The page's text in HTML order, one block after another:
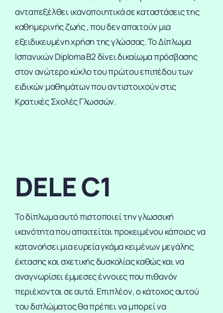
ανταπεξέλθει ικανοποιητικά σε καταστάσεις της
καθημερινής ζωής , που δεν απαιτούν μια
εξειδικευμένη χρήση της γλώσσας. Το Δίπλωμα
Ισπανικών Diploma B2 δίνει δικαίωμα πρόσβασης
στον ανώτερο κύκλο του πρώτου επιπέδου των
ειδικών μαθημάτων που αντιστοιχούν στις
Κρατικές Σχολές Γλωσσών.
DELE C1
Το δίπλωμα αυτό πιστοποιεί την γλωσσική
ικανότητα που απαιτείται προκειμένου κάποιος να
κατανοήσει μια ευρεία γκάμα κειμένων μεγάλης
έκτασης και σχετικής δυσκολίας καθώς και να
αναγνωρίσει έμμεσες έννοιες που πιθανόν
περιέχονται σε αυτά. Επιπλέον, ο κάτοχος αυτού
του διπλώματος θα πρέπει να μπορεί να